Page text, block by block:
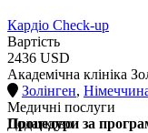
Кардіо Check-up
Вартість
2436 USD
Академічна клініка
Золінген,
Медичні послуги
Процедури за
Додатково